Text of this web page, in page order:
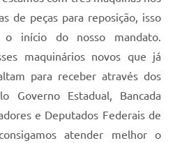
de peças para reposição, isso
início do nosso mandato.
maquinários novos que já
para receber através dos
Governo Estadual, Bancada
e Deputados Federais de
atender melhor o